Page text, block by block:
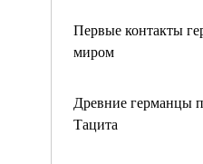
Первые контакты
миром
Древние германцы
Тацита